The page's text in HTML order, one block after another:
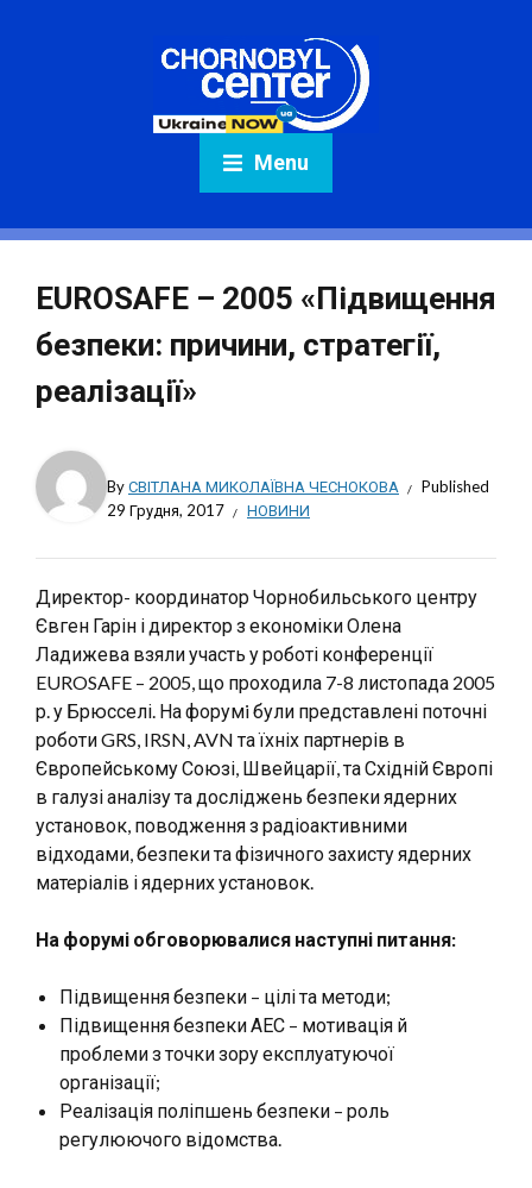
Menu
EUROSAFE – 2005 «Підвищення
безпеки: причини, стратегії,
реалізації»
ByСВІТЛАНА МИКОЛАЇВНА ЧЕСНОКОВА
Published
29 Грудня, 2017
НОВИНИ
Директор- координатор Чорнобильського центру
Євген Гарін і директор з економіки Олена
Ладижева взяли участь у роботі конференції
EUROSAFE – 2005, що проходила 7-8 листопада 2005
р. у Брюсселі. На форумi були представлені поточні
роботи GRS, IRSN, AVN та їхніх партнерів в
Європейському Союзі, Швейцарії, та Східній Європі
в галузі аналізу та досліджень безпеки ядерних
установок, поводження з радіоактивними
відходами, безпеки та фізичного захисту ядерних
матеріалів і ядерних установок.
На форумі обговорювалися наступні питання:
Підвищення безпеки – цілі та методи;
Підвищення безпеки АЕС – мотивація й
проблеми з точки зору експлуатуючої
організації;
Реалізація поліпшень безпеки – роль
регулюючого відомства.